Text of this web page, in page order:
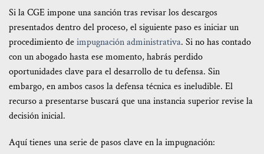
Si la CGE impone una sanción tras revisar los descargos
presentados dentro del proceso, el siguiente paso es iniciar un
procedimiento deimpugnación administrativa. Si no has contado
con un abogado hasta ese momento, habrás perdido
oportunidades clave para el desarrollo de tu defensa. Sin
embargo, en ambos casos la defensa técnica es ineludible. El
recurso a presentarse buscará que una instancia superior revise la
decisión inicial.
Aquí tienes una serie de pasos clave en la impugnación: